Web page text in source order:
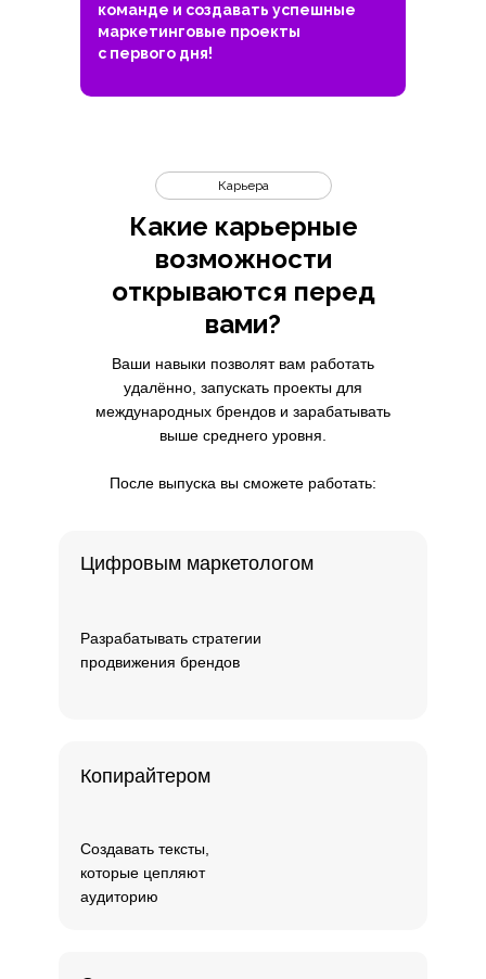
команде и создавать успешные
маркетинговые проекты
с первого дня!
Какие карьерные
возможности
открываются перед
вами?
Карьера
Ваши навыки позволят вам работать
удалённо, запускать проекты для
международных брендов и зарабатывать
выше среднего уровня.
После выпуска вы сможете работать:
Цифровым маркетологом
Разрабатывать стратегии
продвижения брендов
Копирайтером
Создавать тексты,
которые цепляют
аудиторию